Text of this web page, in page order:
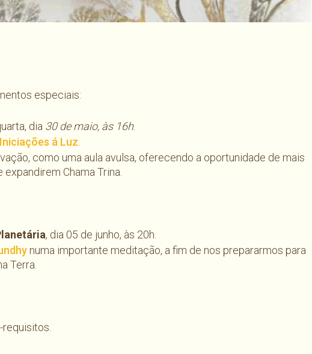
especiais:
dia 30 de maio, às 16h.
Iniciações á Luz
como uma aula avulsa, oferecendo a oportunidade de mais
Chama Trina.
, dia 05 de junho, às 20h.
numa importante meditação, a fim de nos prepararmos para
Terra.